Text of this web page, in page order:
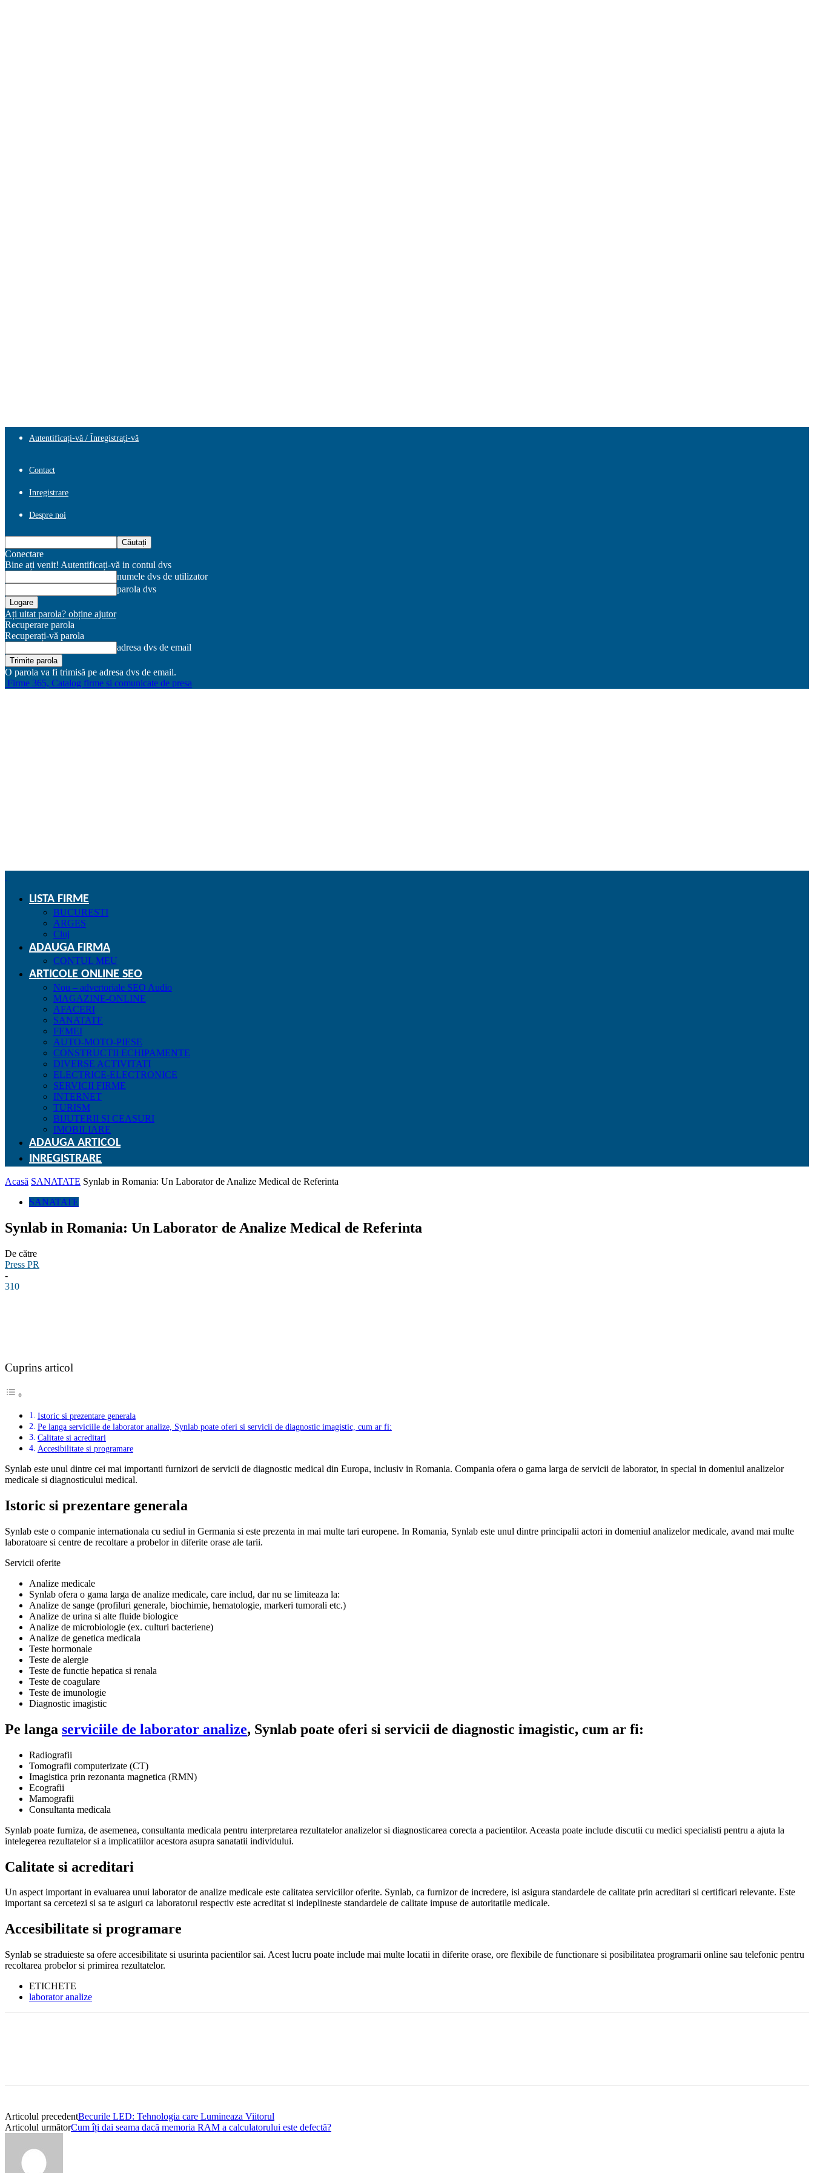
Autentificați-vă / Înregistrați-vă
Contact
Inregistrare
Despre noi
Conectare
Bine ați venit! Autentificați-vă in contul dvs
numele dvs de utilizator
parola dvs
Ați uitat parola? obține ajutor
Recuperare parola
Recuperați-vă parola
adresa dvs de email
O parola va fi trimisă pe adresa dvs de email.
Firme 365, Catalog firme si comunicate de presa
LISTA FIRME
BUCURESTI
ARGES
Cluj
ADAUGA FIRMA
CONTUL MEU
ARTICOLE ONLINE SEO
Nou – advertoriale SEO Audio
MAGAZINE-ONLINE
AFACERI
SANATATE
FEMEI
AUTO-MOTO-PIESE
CONSTRUCTII ECHIPAMENTE
DIVERSE ACTIVITATI
ELECTRICE-ELECTRONICE
SERVICII FIRME
INTERNET
TURISM
BIJUTERII SI CEASURI
IMOBILIARE
ADAUGA ARTICOL
INREGISTRARE
Acasă SANATATE Synlab in Romania: Un Laborator de Analize Medical de Referinta
SANATATE
Synlab in Romania: Un Laborator de Analize Medical de Referinta
De către
Press PR
-
310
Cuprins articol
Istoric si prezentare generala
Pe langa serviciile de laborator analize, Synlab poate oferi si servicii de diagnostic imagistic, cum ar fi:
Calitate si acreditari
Accesibilitate si programare
Synlab este unul dintre cei mai importanti furnizori de servicii de diagnostic medical din Europa, inclusiv in Romania. Compania ofera o gama larga de servicii de laborator, in special in domeniul analizelor
medicale si diagnosticului medical.
Istoric si prezentare generala
Synlab este o companie internationala cu sediul in Germania si este prezenta in mai multe tari europene. In Romania, Synlab este unul dintre principalii actori in domeniul analizelor medicale, avand mai multe
laboratoare si centre de recoltare a probelor in diferite orase ale tarii.
Servicii oferite
Analize medicale
Synlab ofera o gama larga de analize medicale, care includ, dar nu se limiteaza la:
Analize de sange (profiluri generale, biochimie, hematologie, markeri tumorali etc.)
Analize de urina si alte fluide biologice
Analize de microbiologie (ex. culturi bacteriene)
Analize de genetica medicala
Teste hormonale
Teste de alergie
Teste de functie hepatica si renala
Teste de coagulare
Teste de imunologie
Diagnostic imagistic
Pe langa serviciile de laborator analize, Synlab poate oferi si servicii de diagnostic imagistic, cum ar fi:
Radiografii
Tomografii computerizate (CT)
Imagistica prin rezonanta magnetica (RMN)
Ecografii
Mamografii
Consultanta medicala
Synlab poate furniza, de asemenea, consultanta medicala pentru interpretarea rezultatelor analizelor si diagnosticarea corecta a pacientilor. Aceasta poate include discutii cu medici specialisti pentru a ajuta la
intelegerea rezultatelor si a implicatiilor acestora asupra sanatatii individului.
Calitate si acreditari
Un aspect important in evaluarea unui laborator de analize medicale este calitatea serviciilor oferite. Synlab, ca furnizor de incredere, isi asigura standardele de calitate prin acreditari si certificari relevante. Este
important sa cercetezi si sa te asiguri ca laboratorul respectiv este acreditat si indeplineste standardele de calitate impuse de autoritatile medicale.
Accesibilitate si programare
Synlab se straduieste sa ofere accesibilitate si usurinta pacientilor sai. Acest lucru poate include mai multe locatii in diferite orase, ore flexibile de functionare si posibilitatea programarii online sau telefonic pentru
recoltarea probelor si primirea rezultatelor.
ETICHETE
laborator analize
Articolul precedentBecurile LED: Tehnologia care Lumineaza Viitorul
Articolul următorCum îți dai seama dacă memoria RAM a calculatorului este defectă?